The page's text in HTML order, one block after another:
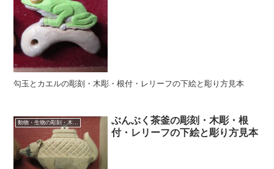
勾玉とカエルの彫刻・木彫・根付・レリーフの下絵と彫り方見本
動物・生物の彫刻・木彫・レリーフ・根付・彫刻の彫り方
ぶんぶく茶釜の彫刻・木彫・根
付・レリーフの下絵と彫り方見本